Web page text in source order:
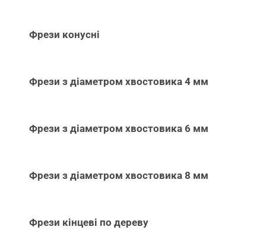
Фрези конусні
Фрези з діаметром хвостовика 4 мм
Фрези з діаметром хвостовика 6 мм
Фрези з діаметром хвостовика 8 мм
Фрези кінцеві по дереву